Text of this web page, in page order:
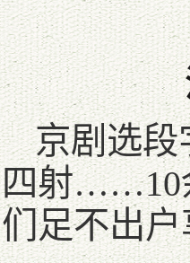
京剧选段
四射……10
们足不出